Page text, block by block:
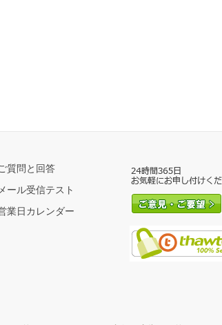
質問と回答
メール受信テスト
業日カレンダー